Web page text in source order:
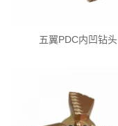
五翼PDC内凹钻头